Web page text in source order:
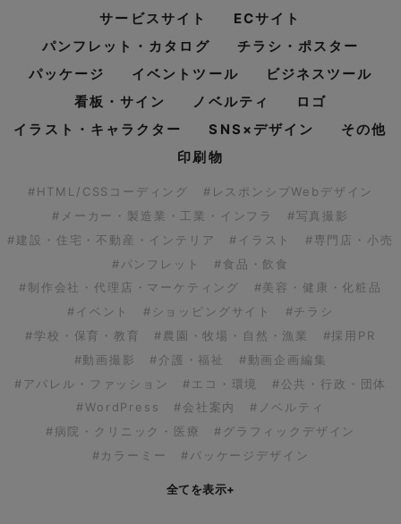
サービスサイト
ECサイト
パンフレット・カタログ
チラシ・ポスター
パッケージ
イベントツール
ビジネスツール
看板・サイン
ノベルティ
ロゴ
イラスト・キャラクター
SNS×デザイン
その他
印刷物
#HTML/CSSコーディング
#レスポンシブWebデザイン
#メーカー・製造業・工業・インフラ
#写真撮影
#建設・住宅・不動産・インテリア
#イラスト
#専門店・小売
#パンフレット
#食品・飲食
#制作会社・代理店・マーケティング
#美容・健康・化粧品
#イベント
#ショッピングサイト
#チラシ
#学校・保育・教育
#農園・牧場・自然・漁業
#採用PR
#動画撮影
#介護・福祉
#動画企画編集
#アパレル・ファッション
#エコ・環境
#公共・行政・団体
#WordPress
#会社案内
#ノベルティ
#病院・クリニック・医療
#グラフィックデザイン
#カラーミー
#パッケージデザイン
全てを表示+